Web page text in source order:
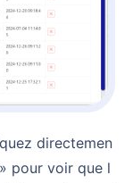
pour voir que l